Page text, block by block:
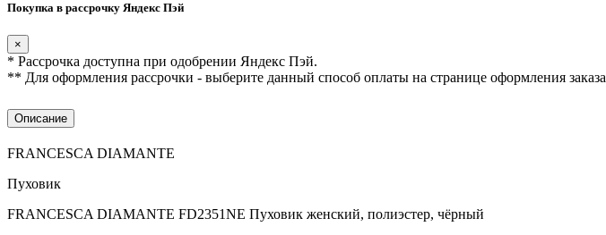
Покупка в рассрочку Яндекс Пэй
×
* Рассрочка доступна при одобрении Яндекс Пэй.
** Для оформления рассрочки - выберите данный способ оплаты на странице оформления заказа
Описание
FRANCESCA DIAMANTE
Пуховик
FRANCESCA DIAMANTE FD2351NE Пуховик женский, полиэстер, чёрный